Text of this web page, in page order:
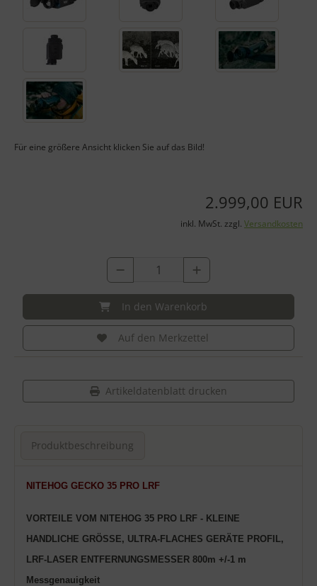
Für eine größere Ansicht klicken Sie auf das Bild!
2.999,00 EUR
inkl. MwSt. zzgl. Versandkosten
In den Warenkorb
Auf den Merkzettel
Artikeldatenblatt drucken
Produktbeschreibung
Produktbeschreibung
NITEHOG GECKO 35 PRO LRF
VORTEILE VOM NITEHOG 35 PRO LRF - KLEINE
HANDLICHE GRÖSSE, ULTRA-FLACHES GERÄTE PROFIL,
LRF-LASER ENTFERNUNGSMESSER 800m +/-1 m
Messgenauigkeit